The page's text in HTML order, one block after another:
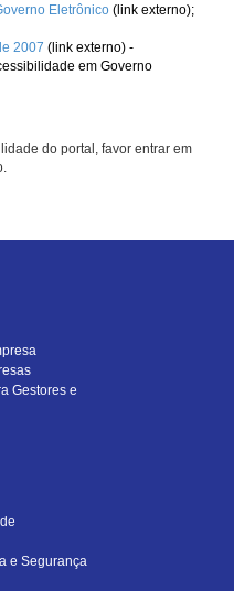
Eletrônico (link externo);
2007 (link externo) -
em Governo
do portal, favor entrar em
Gestores e
e Segurança